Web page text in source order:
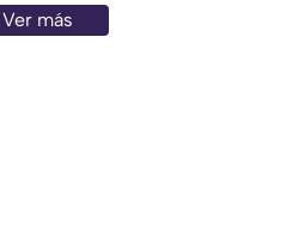
Ver más